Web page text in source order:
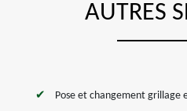
AUTRES
Pose et changement grillage